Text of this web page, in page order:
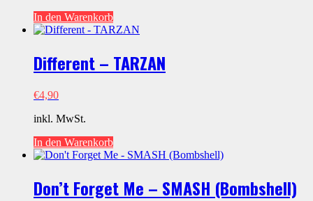
In den Warenkorb
Different – TARZAN
€4,90
inkl. MwSt.
In den Warenkorb
Don’t Forget Me – SMASH (Bombshell)